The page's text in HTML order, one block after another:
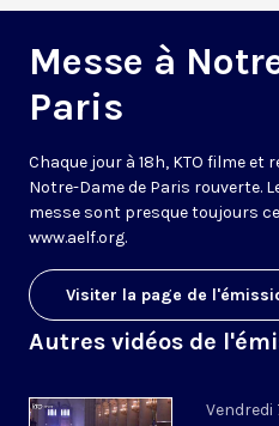
Messe à
Paris
Chaque jour à 18h, KTO filme
Notre-Dame de Paris rouverte.
messe sont presque toujours
www.aelf.org.
Visiter la page de
Autres vidéos de
Vendredi